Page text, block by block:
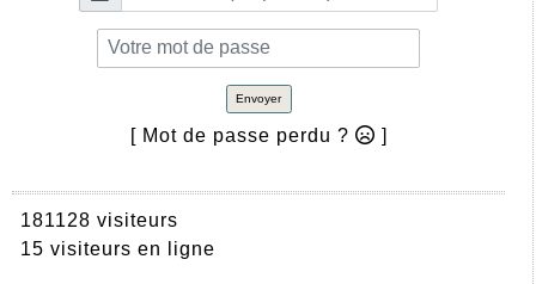
Envoyer
[ Mot de passe perdu ? ]
181128 visiteurs
15 visiteurs en ligne